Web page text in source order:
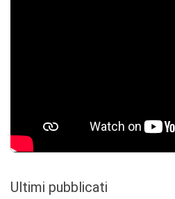
Ultimi pubblicati